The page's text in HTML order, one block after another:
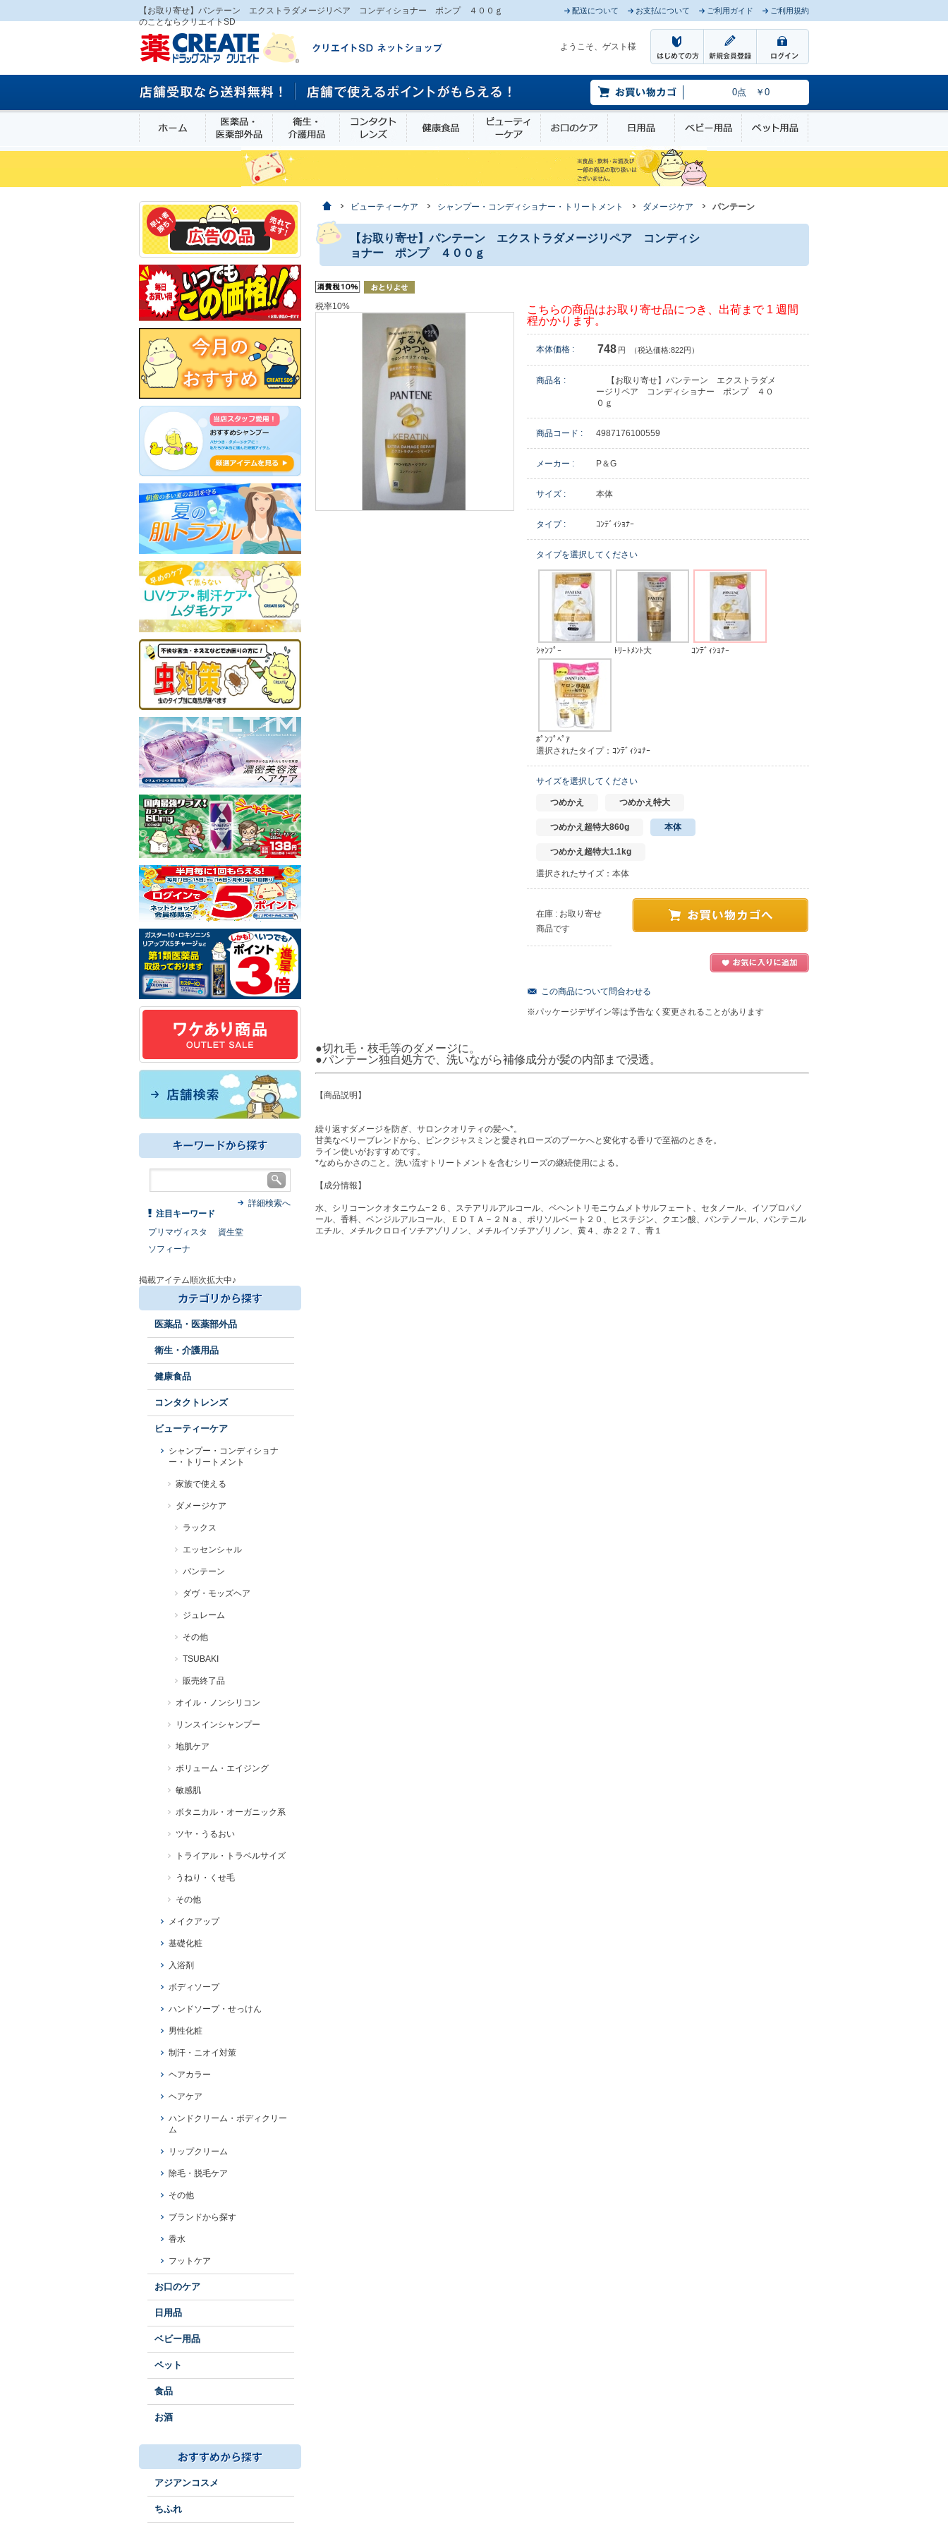
【お取り寄せ】パンテーン エクストラダメージリペア コンディショナー ポンプ ４００ｇ
のことならクリエイトSD
配送について お支払について ご利用ガイド ご利用規約
ようこそ、ゲスト様
0点 ￥0
ホーム 医薬品・医薬部外品衛生・介護用品 コンタクトレンズ健康食品 ビューティーケアお口のケア 日用品 ベビー用品 ペット用品
ホームビューティーケア シャンプー・コンディショナー・トリートメント ダメージケア パンテーン
【お取り寄せ】パンテーン エクストラダメージリペア コンディシ
ョナー ポンプ ４００ｇ
税率10%
こちらの商品はお取り寄せ品につき、出荷まで 1 週間
程かかります。
本体価格 : 748 円 （税込価格:822円）
商品名 :
【お取り寄せ】パンテーン エクストラダメ
ージリペア コンディショナー ポンプ ４０
０ｇ
商品コード : 4987176100559
メーカー : P＆G
サイズ : 本体
タイプ : ｺﾝﾃﾞｨｼｮﾅｰ
タイプを選択してください
ｼｬﾝﾌﾟｰ ﾄﾘｰﾄﾒﾝﾄ大 ｺﾝﾃﾞｨｼｮﾅｰ
ﾎﾟﾝﾌﾟﾍﾟｱ
選択されたタイプ：ｺﾝﾃﾞｨｼｮﾅｰ
サイズを選択してください
つめかえ つめかえ特大
つめかえ超特大860g 本体
つめかえ超特大1.1kg
選択されたサイズ：本体
在庫 : お取り寄せ
商品です
この商品について問合わせる
※パッケージデザイン等は予告なく変更されることがあります
●切れ毛・枝毛等のダメージに。
●パンテーン独自処方で、洗いながら補修成分が髪の内部まで浸透。
【商品説明】
繰り返すダメージを防ぎ、サロンクオリティの髪へ*。
甘美なベリーブレンドから、ピンクジャスミンと愛されローズのブーケへと変化する香りで至福のときを。
ライン使いがおすすめです。
*なめらかさのこと。洗い流すトリートメントを含むシリーズの継続使用による。
【成分情報】
水、シリコーンクオタニウム−２６、ステアリルアルコール、ベヘントリモニウムメトサルフェート、セタノール、イソプロパノ
ール、香料、ベンジルアルコール、ＥＤＴＡ－２Ｎａ、ポリソルベート２０、ヒスチジン、クエン酸、パンテノール、パンテニル
エチル、メチルクロロイソチアゾリノン、メチルイソチアゾリノン、黄４、赤２２７、青１
詳細検索へ
注目キーワード
プリマヴィスタ
資生堂
ソフィーナ
掲載アイテム順次拡大中♪
医薬品・医薬部外品
衛生・介護用品
健康食品
コンタクトレンズ
ビューティーケア
シャンプー・コンディショナ
ー・トリートメント
家族で使える
ダメージケア
ラックス
エッセンシャル
パンテーン
ダヴ・モッズヘア
ジュレーム
その他
TSUBAKI
販売終了品
オイル・ノンシリコン
リンスインシャンプー
地肌ケア
ボリューム・エイジング
敏感肌
ボタニカル・オーガニック系
ツヤ・うるおい
トライアル・トラベルサイズ
うねり・くせ毛
その他
メイクアップ
基礎化粧
入浴剤
ボディソープ
ハンドソープ・せっけん
男性化粧
制汗・ニオイ対策
ヘアカラー
ヘアケア
ハンドクリーム・ボディクリー
ム
リップクリーム
除毛・脱毛ケア
その他
ブランドから探す
香水
フットケア
お口のケア
日用品
ベビー用品
ペット
食品
お酒
アジアンコスメ
ちふれ